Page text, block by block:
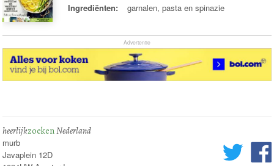
Ingrediënten: garnalen, pasta en spinazie
Advertentie
heerlijkzoekenNederland
murb
Javaplein 12D